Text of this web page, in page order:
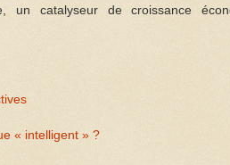
catalyseur de croissance
« intelligent » ?